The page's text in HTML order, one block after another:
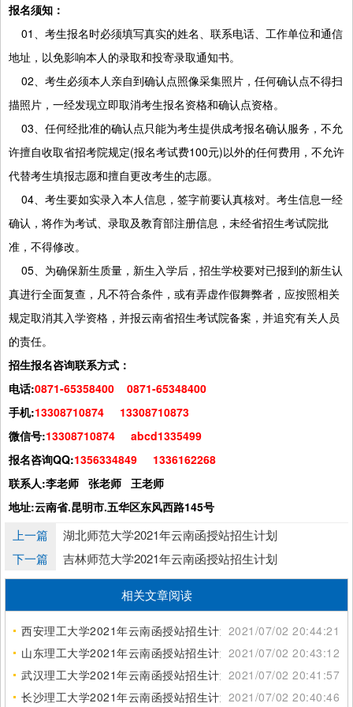
报名须知：
01、考生报名时必须填写真实的姓名、联系电话、工作单位和通信
地址，以免影响本人的录取和投寄录取通知书。
02、考生必须本人亲自到确认点照像采集照片，任何确认点不得扫
描照片，一经发现立即取消考生报名资格和确认点资格。
03、任何经批准的确认点只能为考生提供成考报名确认服务，不允
许擅自收取省招考院规定(报名考试费100元)以外的任何费用，不允许
代替考生填报志愿和擅自更改考生的志愿。
04、考生要如实录入本人信息，签字前要认真核对。考生信息一经
确认，将作为考试、录取及教育部注册信息，未经省招生考试院批
准，不得修改。
05、为确保新生质量，新生入学后，招生学校要对已报到的新生认
真进行全面复查，凡不符合条件，或有弄虚作假舞弊者，应按照相关
规定取消其入学资格，并报云南省招生考试院备案，并追究有关人员
的责任。
招生报名咨询联系方式：
电话:0871-65358400 0871-65348400
手机:13308710874 13308710873
微信号:13308710874 abcd1335499
报名咨询QQ:1356334849 1336162268
联系人:李老师 张老师 王老师
地址:云南省.昆明市.五华区东风西路145号
上一篇
湖北师范大学2021年云南函授站招生计划
下一篇
吉林师范大学2021年云南函授站招生计划
相关文章阅读
西安理工大学2021年云南函授站招生计划2021/07/02 20:44:21
山东理工大学2021年云南函授站招生计划2021/07/02 20:43:12
武汉理工大学2021年云南函授站招生计划2021/07/02 20:41:57
长沙理工大学2021年云南函授站招生计划2021/07/02 20:40:46